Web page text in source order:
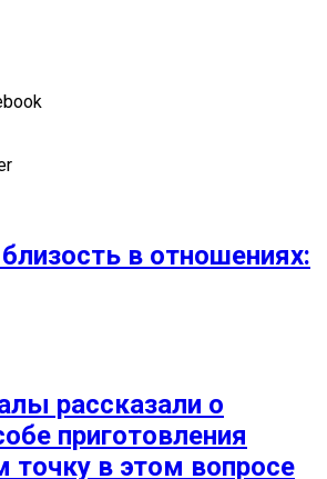
в отношениях:
рассказали о
приготовления
точку в этом вопросе